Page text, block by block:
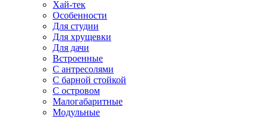
Хай-тек
Особенности
Для студии
Для хрущевки
Для дачи
Встроенные
С антресолями
С барной стойкой
С островом
Малогабаритные
Модульные